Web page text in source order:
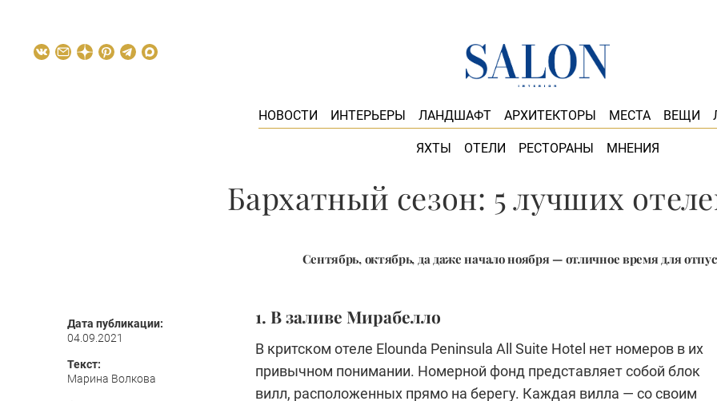
НОВОСТИ ИНТЕРЬЕРЫ ЛАНДШАФТ АРХИТЕКТОРЫ МЕСТА ВЕЩИ
ЯХТЫ ОТЕЛИ РЕСТОРАНЫ МНЕНИЯ
Бархатный сезон: 5 лучших
Сентябрь, октябрь, да даже начало ноября — отличное время для
Дата публикации:
04.09.2021
Текст:
Марина Волкова
1. В заливе Мирабелло
В критском отеле Elounda Peninsula All Suite Hotel нет номеров в их
привычном понимании. Номерной фонд представляет собой блок
вилл, расположенных прямо на берегу. Каждая вилла — со своим